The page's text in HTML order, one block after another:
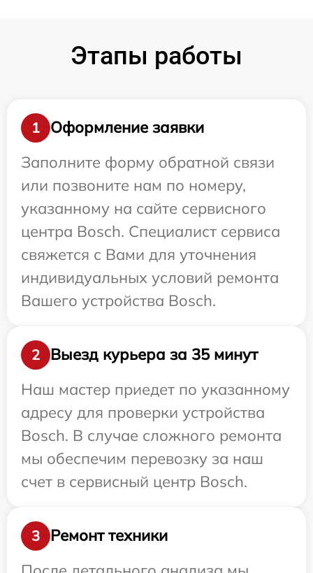
Этапы работы
1
Оформление заявки
Заполните форму обратной связи
или позвоните нам по номеру,
указанному на сайте сервисного
центра Bosch. Специалист сервиса
свяжется с Вами для уточнения
индивидуальных условий ремонта
Вашего устройства Bosch.
2
Выезд курьера за 35 минут
Наш мастер приедет по указанному
адресу для проверки устройства
Bosch. В случае сложного ремонта
мы обеспечим перевозку за наш
счет в сервисный центр Bosch.
3
Ремонт техники